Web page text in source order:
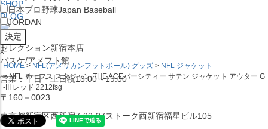
SHOP
BLOG
セレクション新宿本店
バスケ/アメフト館
営業：平日・土日祝13:00～19:00
〒160－0023
東京都新宿区西新宿7-22-37ストーク西新宿福星ビル105
日本プロ野球Japan Baseball
JORDAN
x
HOME NFL(アメリカンフットボール) グッズ
NFL ジャケット
NFL チーフス スタジャン THE ACEバーシティー サテン ジャケット アウター G
-III レッド 2212fsg